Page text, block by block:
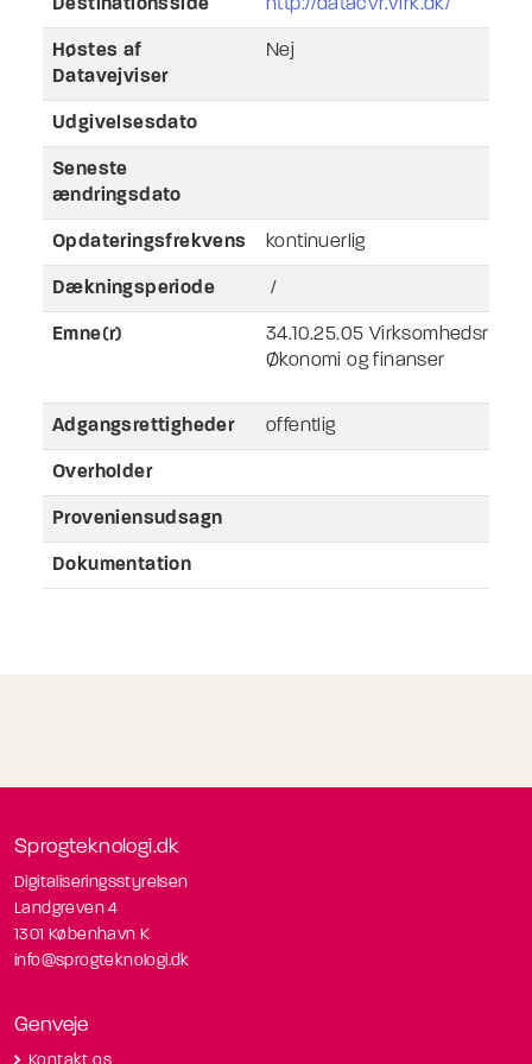
Destinationsside http://datacvr.virk.dk/
Høstes af
Datavejviser
Nej
Udgivelsesdato
Seneste
ændringsdato
Opdateringsfrekvens kontinuerlig
Dækningsperiode /
Emne(r)
34.10.25.05
Økonomi og finanser
Adgangsrettigheder offentlig
Overholder
Proveniensudsagn
Dokumentation
Sprogteknologi.dk
Digitaliseringsstyrelsen
Landgreven 4
1301 København K
info@sprogteknologi.dk
Genveje